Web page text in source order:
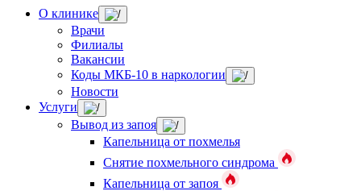
О клинике
Врачи
Филиалы
Вакансии
Коды МКБ-10 в наркологии
Новости
Услуги
Вывод из запоя
Капельница от похмелья
Снятие похмельного синдрома
Капельница от запоя